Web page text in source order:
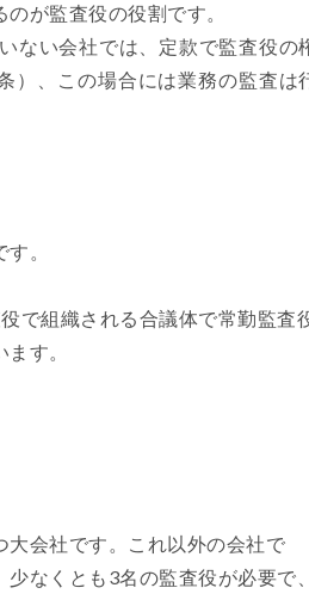
が監査役の役割です。
ない会社では、定款で監査役の
）、この場合には業務の監査は
。
で組織される合議体で常勤監査
す。
大会社です。これ以外の会社で
なくとも3名の監査役が必要で、